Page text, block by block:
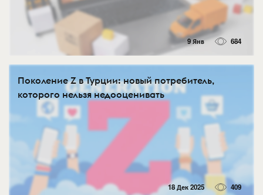
9 Янв 684
Поколение Z в Турции: новый потребитель,
которого нельзя недооценивать
18 Дек 2025 409